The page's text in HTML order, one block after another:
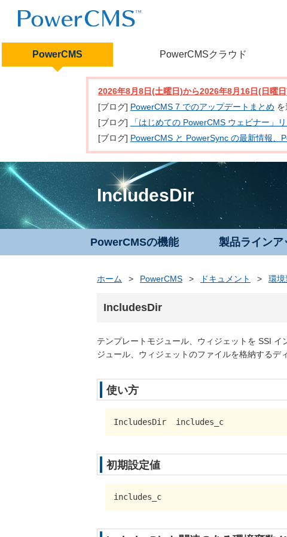
PowerCMS PowerCMSクラウド
2026年8月8日(土曜日)から2026年8月16日(日曜日
[ブログ] PowerCMS 7 でのアップデートまとめ を
[ブログ]
「はじめての PowerCMS ウェビナー」
[ブログ] PowerCMS と PowerSync の最新情報、
IncludesDir
PowerCMSの機能 製品ラインア
ホーム > PowerCMS > ドキュメント > 環境
IncludesDir
テンプレートモジュール、ウィジェットを SSI
ジュール、ウィジェットのファイルを格納するデ
使い方
IncludesDir  includes_c
初期設定値
includes_c